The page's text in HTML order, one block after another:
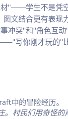
"——学生不是凭
文结合更有表现
冲突"和"角色互动"
写你刚才玩的"
中的冒险经历。
。村民们用奇怪